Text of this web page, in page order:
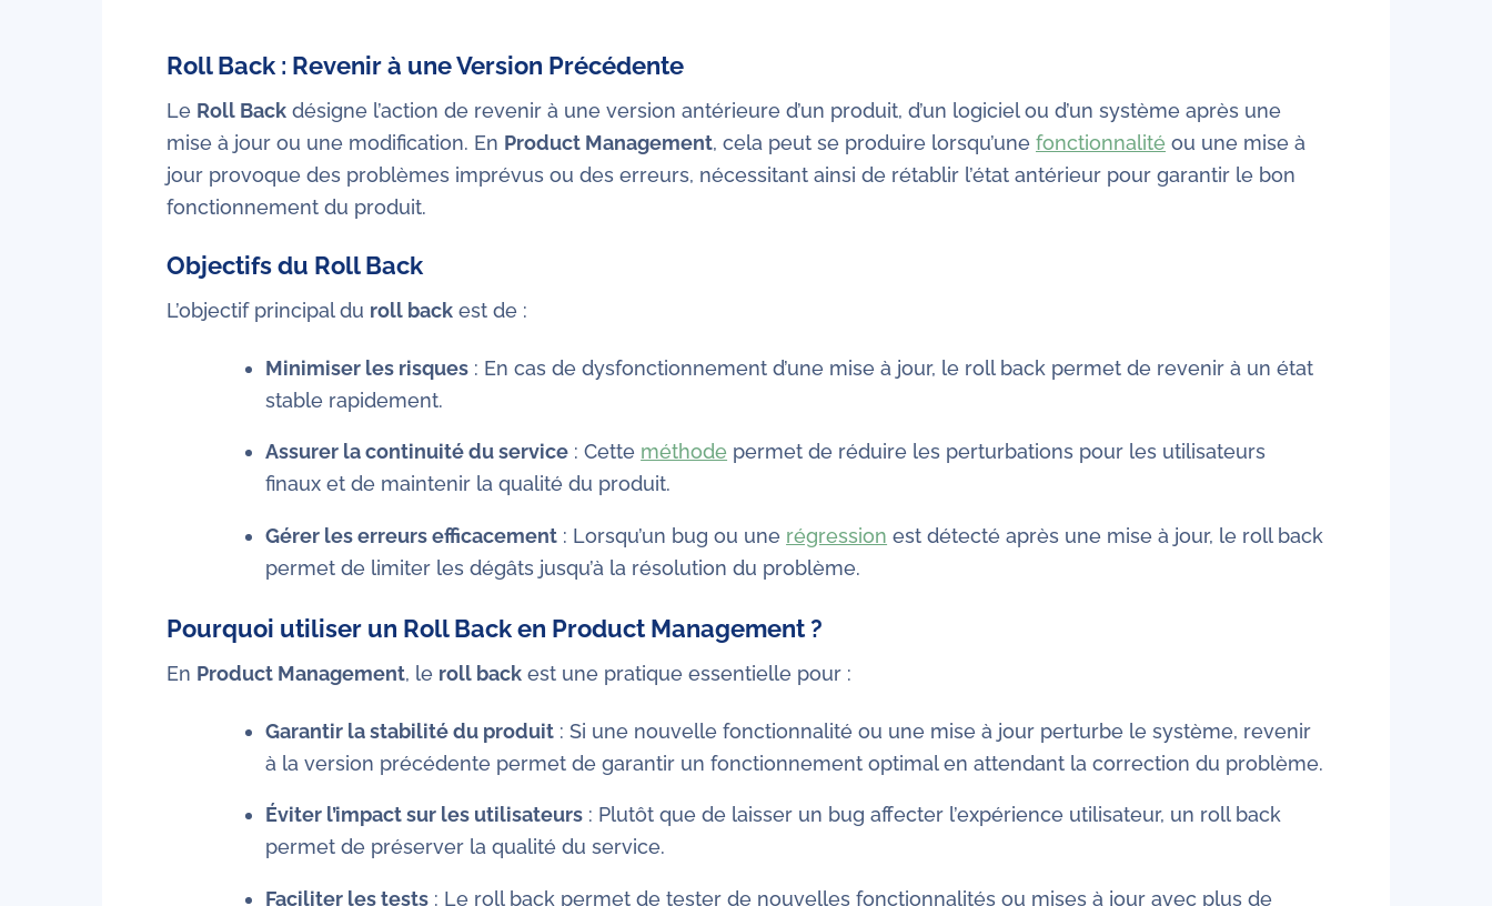
Roll Back : Revenir à une Version Précédente
Le Roll Back désigne l’action de revenir à une version antérieure d’un produit, d’un logiciel ou d’un système après une
mise à jour ou une modification. En Product Management, cela peut se produire lorsqu’une fonctionnalité ou une mise à
jour provoque des problèmes imprévus ou des erreurs, nécessitant ainsi de rétablir l’état antérieur pour garantir le bon
fonctionnement du produit.
Objectifs du Roll Back
L’objectif principal du roll back est de :
Minimiser les risques : En cas de dysfonctionnement d’une mise à jour, le roll back permet de revenir à un état
stable rapidement.
Assurer la continuité du service : Cette méthode permet de réduire les perturbations pour les utilisateurs
finaux et de maintenir la qualité du produit.
Gérer les erreurs efficacement : Lorsqu’un bug ou une régression est détecté après une mise à jour, le roll back
permet de limiter les dégâts jusqu’à la résolution du problème.
Pourquoi utiliser un Roll Back en Product Management ?
En Product Management, le roll back est une pratique essentielle pour :
Garantir la stabilité du produit : Si une nouvelle fonctionnalité ou une mise à jour perturbe le système, revenir
à la version précédente permet de garantir un fonctionnement optimal en attendant la correction du problème.
Éviter l’impact sur les utilisateurs : Plutôt que de laisser un bug affecter l’expérience utilisateur, un roll back
permet de préserver la qualité du service.
Faciliter les tests : Le roll back permet de tester de nouvelles fonctionnalités ou mises à jour avec plus de